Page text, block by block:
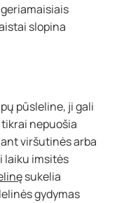
slopina
pūsleline, ji gali
nepuošia
viršutinės arba
laiku imsitės
sukelia
gydymas